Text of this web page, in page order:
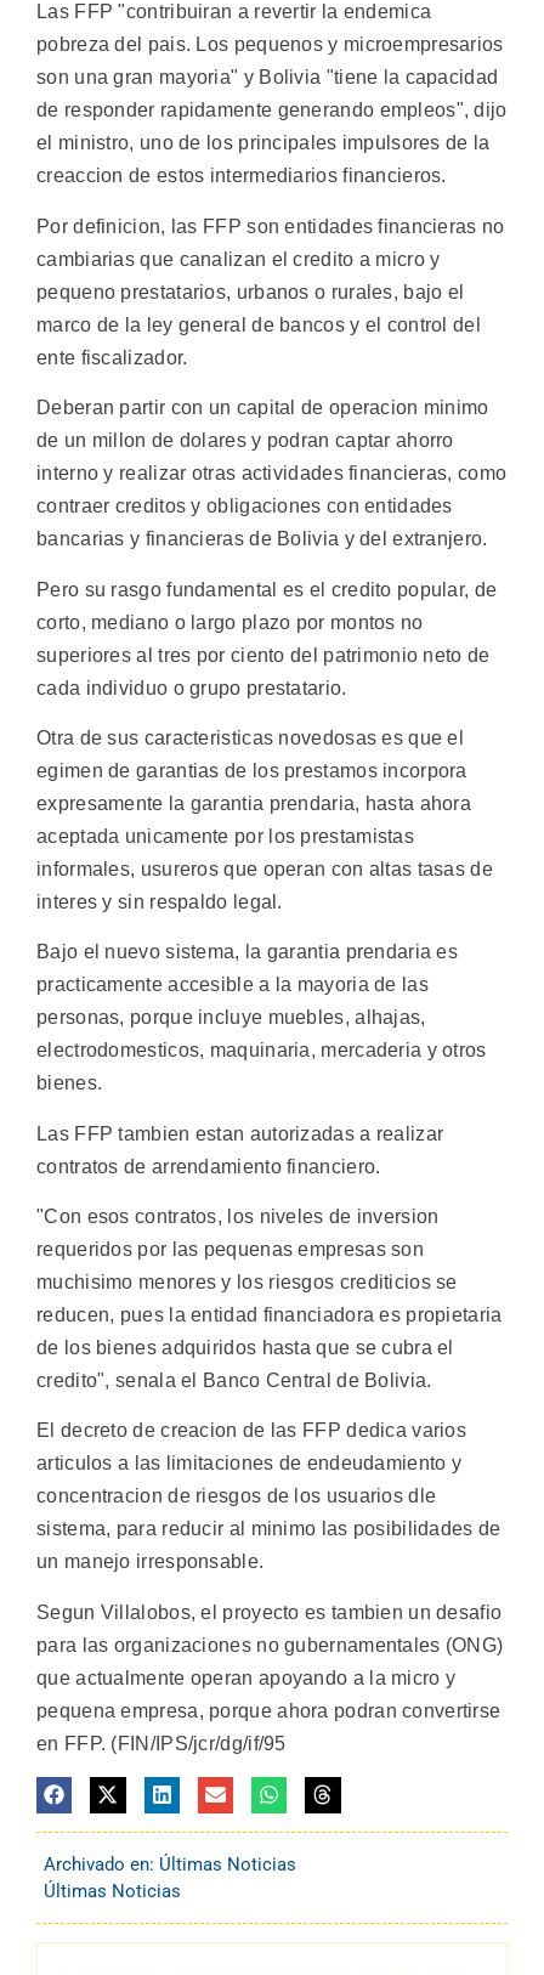
Las FFP "contribuiran a revertir la endemica
pobreza del pais. Los pequenos y microempresarios
son una gran mayoria" y Bolivia "tiene la capacidad
de responder rapidamente generando empleos", dijo
el ministro, uno de los principales impulsores de la
creaccion de estos intermediarios financieros.
Por definicion, las FFP son entidades financieras no
cambiarias que canalizan el credito a micro y
pequeno prestatarios, urbanos o rurales, bajo el
marco de la ley general de bancos y el control del
ente fiscalizador.
Deberan partir con un capital de operacion minimo
de un millon de dolares y podran captar ahorro
interno y realizar otras actividades financieras, como
contraer creditos y obligaciones con entidades
bancarias y financieras de Bolivia y del extranjero.
Pero su rasgo fundamental es el credito popular, de
corto, mediano o largo plazo por montos no
superiores al tres por ciento del patrimonio neto de
cada individuo o grupo prestatario.
Otra de sus caracteristicas novedosas es que el
egimen de garantias de los prestamos incorpora
expresamente la garantia prendaria, hasta ahora
aceptada unicamente por los prestamistas
informales, usureros que operan con altas tasas de
interes y sin respaldo legal.
Bajo el nuevo sistema, la garantia prendaria es
practicamente accesible a la mayoria de las
personas, porque incluye muebles, alhajas,
electrodomesticos, maquinaria, mercaderia y otros
bienes.
Las FFP tambien estan autorizadas a realizar
contratos de arrendamiento financiero.
"Con esos contratos, los niveles de inversion
requeridos por las pequenas empresas son
muchisimo menores y los riesgos crediticios se
reducen, pues la entidad financiadora es propietaria
de los bienes adquiridos hasta que se cubra el
credito", senala el Banco Central de Bolivia.
El decreto de creacion de las FFP dedica varios
articulos a las limitaciones de endeudamiento y
concentracion de riesgos de los usuarios dle
sistema, para reducir al minimo las posibilidades de
un manejo irresponsable.
Segun Villalobos, el proyecto es tambien un desafio
para las organizaciones no gubernamentales (ONG)
que actualmente operan apoyando a la micro y
pequena empresa, porque ahora podran convertirse
en FFP. (FIN/IPS/jcr/dg/if/95
Archivado en: Últimas Noticias
Últimas Noticias